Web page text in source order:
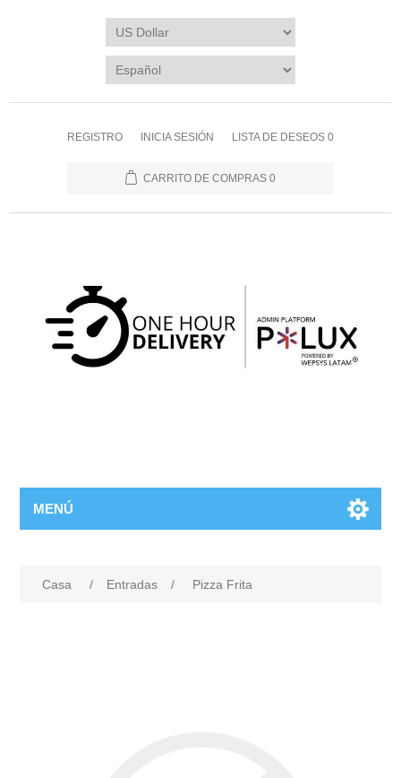
REGISTRO INICIA SESIÓN LISTA DE DESEOS 0
CARRITO DE COMPRAS 0
MENÚ
Casa / Entradas / Pizza Frita